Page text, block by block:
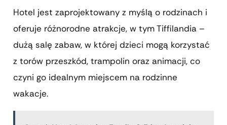
Hotel jest zaprojektowany z myślą o rodzinach i
oferuje różnorodne atrakcje, w tym Tiffilandia –
dużą salę zabaw, w której dzieci mogą korzystać
z torów przeszkód, trampolin oraz animacji, co
czyni go idealnym miejscem na rodzinne
wakacje.